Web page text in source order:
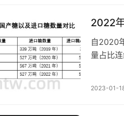
2022
自2020
量占比
2023-01-